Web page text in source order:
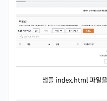
샘플 index.html 파일